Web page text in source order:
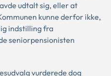
udtalt sig, eller at
kunne derfor ikke,
indstilling fra
seniorpensionisten
vurderede dog